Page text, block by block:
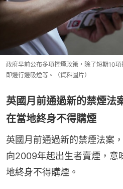
政府早前公布多項控煙政策，除了短期10
即邊行邊吸煙等。（資料圖片）
英國月前通過新的禁煙
在當地終身不得購煙
英國月前通過新的禁煙法案
向2009年起出生者賣煙，意
地終身不得購煙。